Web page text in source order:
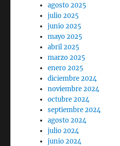
agosto 2025
julio 2025
junio 2025
mayo 2025
abril 2025
marzo 2025
enero 2025
diciembre 2024
noviembre 2024
octubre 2024
septiembre 2024
agosto 2024
julio 2024
junio 2024